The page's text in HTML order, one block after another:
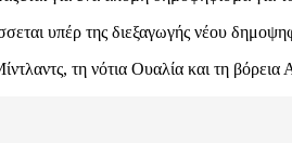
υπέρ της διεξαγωγής νέου
τη νότια Ουαλία και τη